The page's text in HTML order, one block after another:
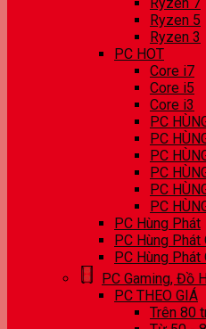
Ryzen 5
Ryzen 3
PC HOT
Core i7
Core i5
Core i3
PC
PC
PC
PC
PC
PC
PC Hùng Phát
PC Hùng
PC Hùng
PC Gaming, Đồ
PC THEO GIÁ
Trên 80